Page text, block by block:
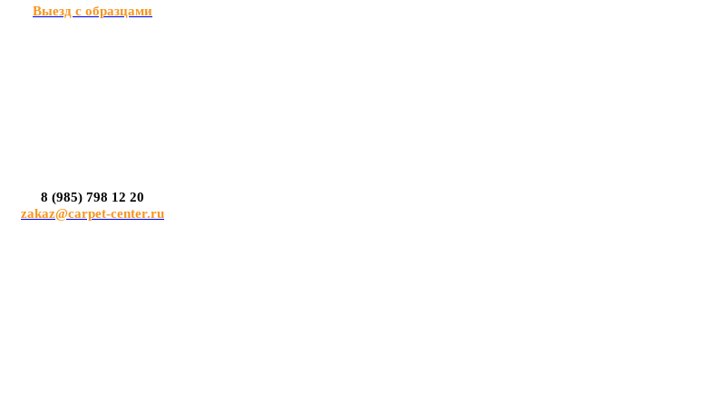
Выезд с образцами
8 (985) 798 12 20
zakaz@carpet-center.ru